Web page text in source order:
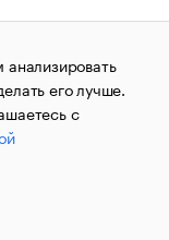
прав
Сообщения
надзору в сфере
номером ИА
Отдельные
его лучше.
с